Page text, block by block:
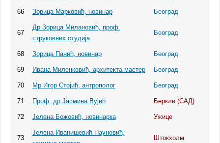
66 Зорица Марковић, новинар Београд
67
Др Зорица Милановић, проф.
струковних студија
Београд
68 Зорица Панић, новинар Београд
69 Ивана Миленковић, архитекта-мастер Београд
70 Мр Игор Стојић, антрополог Београд
71 Проф. др Јасмина Вујић Беркли (САД)
72 Јелена Божовић, новинарка Ужице
73
Јелена Иванишевић Пауновић,
Штокхолм